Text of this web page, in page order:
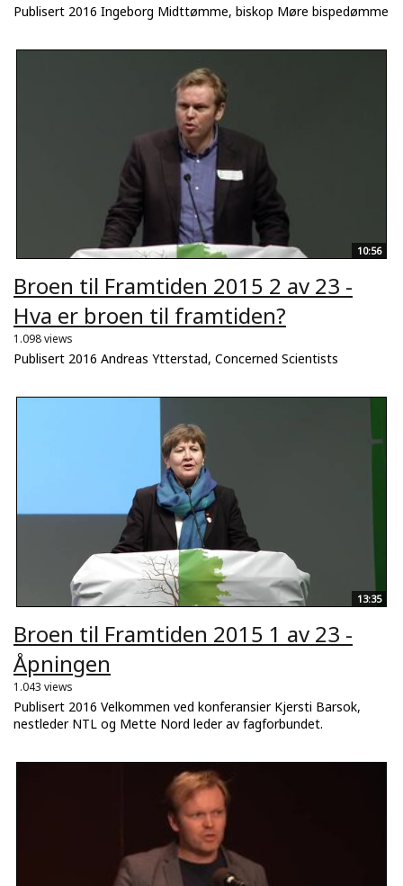
Publisert 2016 Ingeborg Midttømme, biskop Møre bispedømme
10:56
Broen til Framtiden 2015 2 av 23 -
Hva er broen til framtiden?
1.098 views
Publisert 2016 Andreas Ytterstad, Concerned Scientists
13:35
Broen til Framtiden 2015 1 av 23 -
Åpningen
1.043 views
Publisert 2016 Velkommen ved konferansier Kjersti Barsok,
nestleder NTL og Mette Nord leder av fagforbundet.